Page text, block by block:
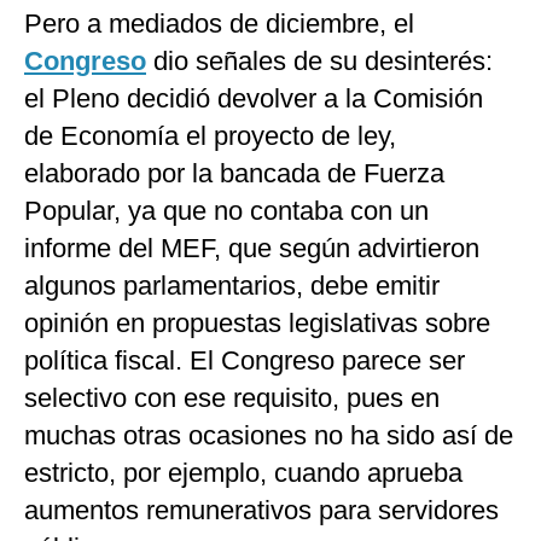
Pero a mediados de diciembre, el
Congreso dio señales de su desinterés:
el Pleno decidió devolver a la Comisión
de Economía el proyecto de ley,
elaborado por la bancada de Fuerza
Popular, ya que no contaba con un
informe del MEF, que según advirtieron
algunos parlamentarios, debe emitir
opinión en propuestas legislativas sobre
política fiscal. El Congreso parece ser
selectivo con ese requisito, pues en
muchas otras ocasiones no ha sido así de
estricto, por ejemplo, cuando aprueba
aumentos remunerativos para servidores